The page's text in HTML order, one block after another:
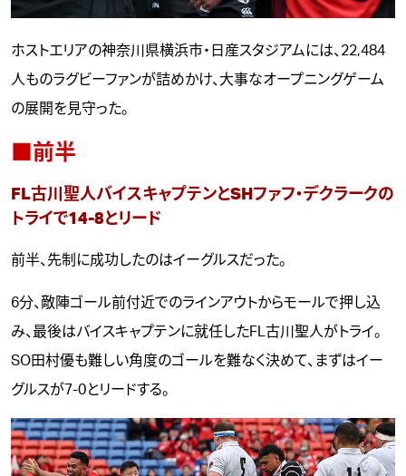
ホストエリアの神奈川県横浜市・日産スタジアムには、22,484
人ものラグビーファンが詰めかけ、大事なオープニングゲーム
の展開を見守った。
■前半
FL古川聖人バイスキャプテンとSHファフ・デクラークの
トライで14-8とリード
前半、先制に成功したのはイーグルスだった。
6分、敵陣ゴール前付近でのラインアウトからモールで押し込
み、最後はバイスキャプテンに就任したFL古川聖人がトライ。
SO田村優も難しい角度のゴールを難なく決めて、まずはイー
グルスが7-0とリードする。